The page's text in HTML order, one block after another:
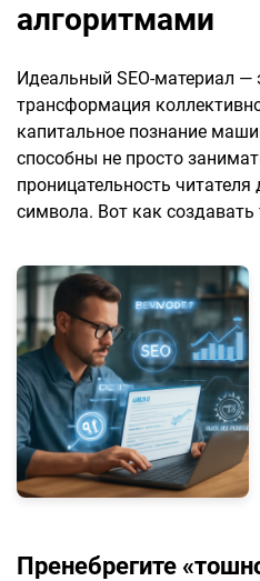
алгоритмами
Идеальный SEO-материал —
трансформация
капитальное познание
способны не просто
проницательность
символа. Вот как создавать
Пренебрегите